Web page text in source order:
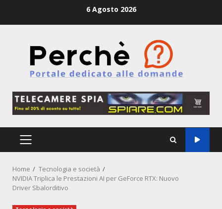
6 Agosto 2026
PRIMARY
Home
Tecnologia e società
NVIDIA Triplica le Prestazioni AI per GeForce RTX: Nuovo
Driver Sbalorditivo